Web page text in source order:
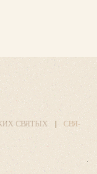
СВЯТЫХ
СВЯ­